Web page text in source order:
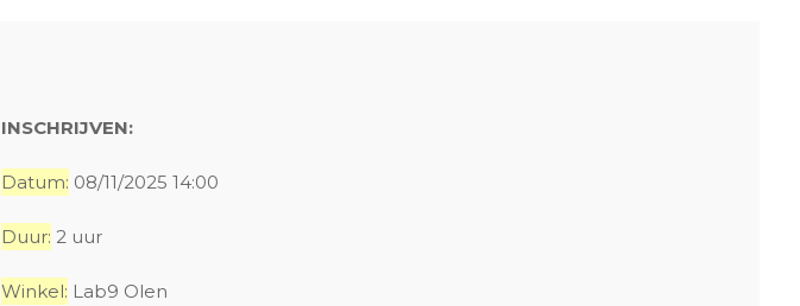
INSCHRIJVEN:
Datum: 08/11/2025 14:00
Duur: 2 uur
Winkel: Lab9 Olen